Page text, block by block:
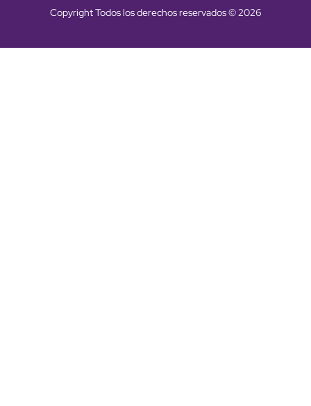
Copyright Todos los derechos reservados © 2026